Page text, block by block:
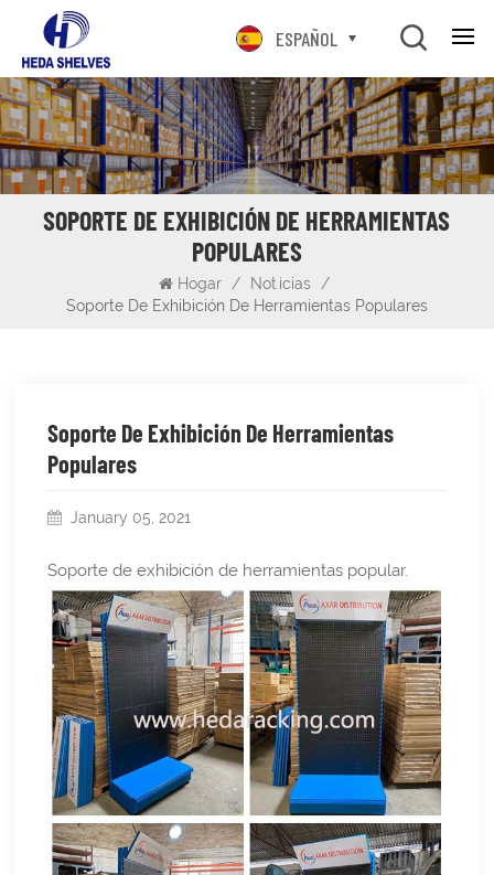
ESPAÑOL
SOPORTE DE EXHIBICIÓN DE HERRAMIENTAS
POPULARES
Hogar / Noticias
/
Soporte De Exhibición De Herramientas Populares
Soporte De Exhibición De Herramientas
Populares
January 05, 2021
Soporte de exhibición de herramientas popular.